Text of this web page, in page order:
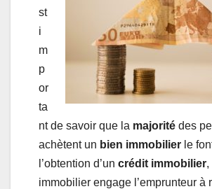
st
i
m
p
or
ta
nt de savoir que la majorité des
achètent un bien immobilier le
l’obtention d’un crédit immobilier,
immobilier engage l’emprunteur à